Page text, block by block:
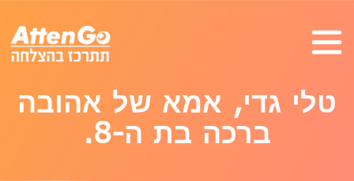
טלי גדי, אמא של אהובה
ברכה בת ה-8.